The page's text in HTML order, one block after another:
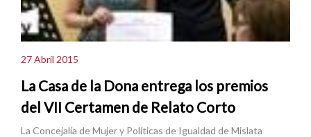
27 Abril 2015
La Casa de la Dona entrega los premios
del VII Certamen de Relato Corto
La Concejalía de Mujer y Políticas de Igualdad de Mislata